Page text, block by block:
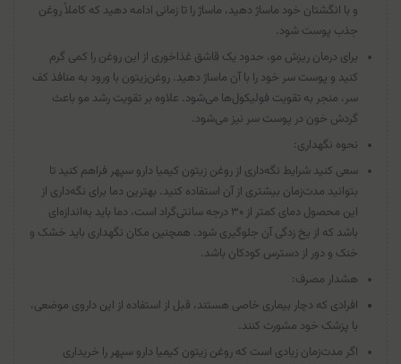
و با انگشتان خود ماساژ دهید، ماساژ را تا زمانی ادامه دهید که کاملاً روغن
جذب پوست شود.
برای درمان ریزش مو، حدود یک قاشق غذاخوری از این روغن را کمی گرم
کنید و پوست سر خود را با آن ماساژ دهید. روغن‌زیتون با ورود به منافذ کف
سر، منجر به تقویت فولیکول‌ها می‌شود. علاوه بر تقویت رشد مو باعث
گردش خون در پوست سر نیز می‌شود.
نحوه نگهداری:
سعی کنید شرایط نگه‌داری از روغن زیتون کیمیا دارو سپهر فراهم کنید تا
بتوانید مدت‌زمان بیشتری از آن استفاده کنید. بهترین دما برای نگه‌داری از
این محصول دمای کمتر از ۳۰ درجه سانتی‌گراد است، دما باید به‌اندازه‌ای
باشد که از یخ زدگی آن جلوگیری شود. همچنین مکان نگهداری باید خشک و
خنک و دور از دسترس کودکان باشد.
هشدار مصرف:
افرادی که دچار بیماری خاصی هستند، قبل از استفاده از این داروی موضعی،
با پزشک خود مشورت کنند.
اگر مدت‌زمان زیادی است که روغن زیتون کیمیا دارو سپهر را خریداری